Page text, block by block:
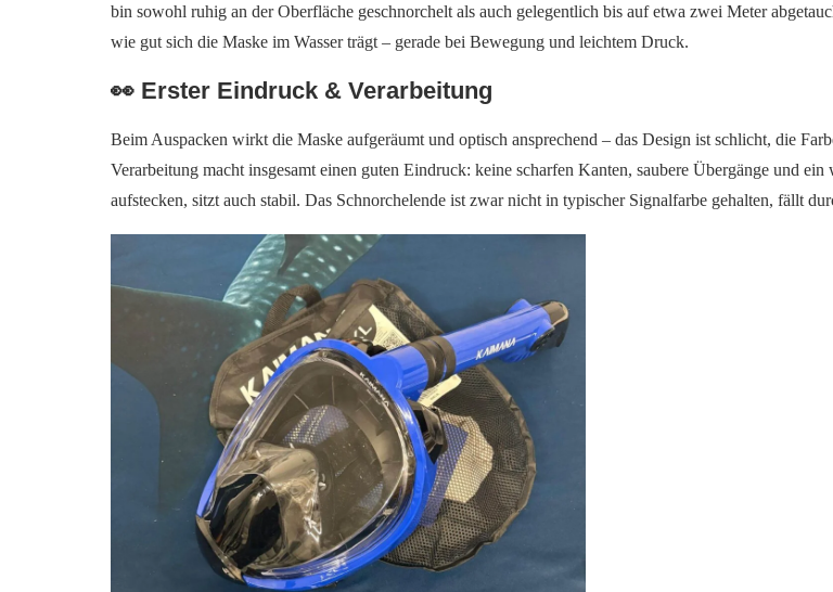
bin sowohl ruhig an der Oberfläche geschnorchelt als auch gelegentlich bis auf etwa zwei Meter
wie gut sich die Maske im Wasser trägt – gerade bei Bewegung und leichtem Druck.
👀 Erster Eindruck & Verarbeitung
Beim Auspacken wirkt die Maske aufgeräumt und optisch ansprechend – das Design ist schlicht, die
Verarbeitung macht insgesamt einen guten Eindruck: keine scharfen Kanten, saubere Übergänge und
aufstecken, sitzt auch stabil. Das Schnorchelende ist zwar nicht in typischer Signalfarbe gehalten, fällt